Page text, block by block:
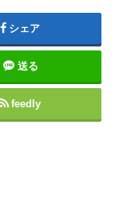
シェア
送る
feedly